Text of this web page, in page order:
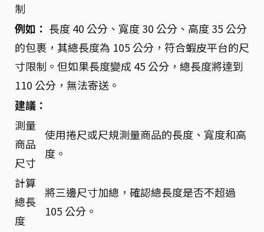
制
例如： 長度 40 公分、寬度 30 公分、高度 35 公分
的包裹，其總長度為 105 公分，符合蝦皮平台的尺
寸限制。但如果長度變成 45 公分，總長度將達到
110 公分，無法寄送。
建議：
測量
商品
尺寸
使用捲尺或尺規測量商品的長度、寬度和高
度。
計算
總長
度
將三邊尺寸加總，確認總長度是否不超過
105 公分。